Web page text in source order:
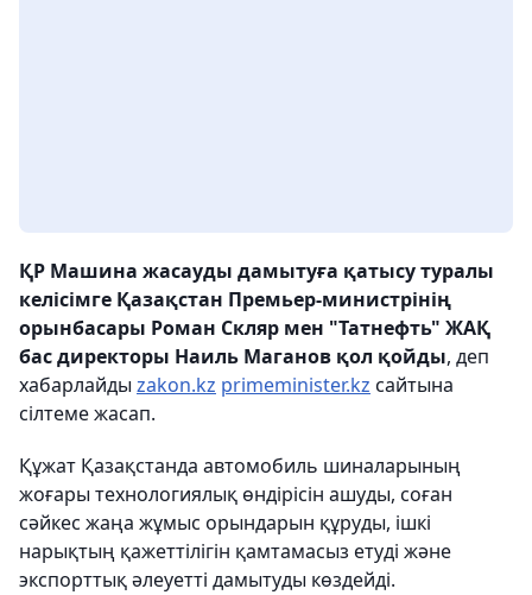
ҚР Машина жасауды дамытуға қатысу туралы
келісімге Қазақстан Премьер-министрінің
орынбасары Роман Скляр мен "Татнефть" ЖАҚ
бас директоры Наиль Маганов қол қойды, деп
хабарлайды zakon.kz primeminister.kz сайтына
сілтеме жасап.
Құжат Қазақстанда автомобиль шиналарының
жоғары технологиялық өндірісін ашуды, соған
сәйкес жаңа жұмыс орындарын құруды, ішкі
нарықтың қажеттілігін қамтамасыз етуді және
экспорттық әлеуетті дамытуды көздейді.